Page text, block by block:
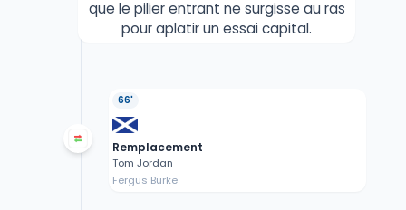
que le pilier entrant ne surgisse au ras
pour aplatir un essai capital.
66'
Remplacement
Tom Jordan
Fergus Burke